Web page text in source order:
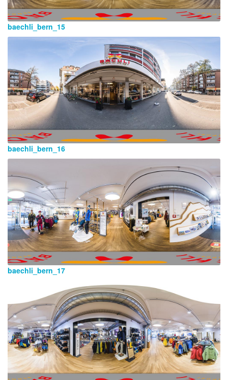
baechli_bern_15
baechli_bern_16
baechli_bern_17